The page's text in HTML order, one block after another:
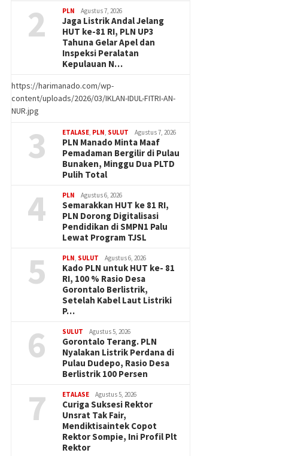
2 PLN Agustus 7, 2026
Jaga Listrik Andal Jelang
HUT ke-81 RI, PLN UP3
Tahuna Gelar Apel dan
Inspeksi Peralatan
Kepulauan N…
https://harimanado.com/wp-
content/uploads/2026/03/IKLAN-IDUL-FITRI-AN-
NUR.jpg
3 ETALASE PLN SULUT Agustus 7, 2026
PLN Manado Minta Maaf
Pemadaman Bergilir di Pulau
Bunaken, Minggu Dua PLTD
Pulih Total
4 PLN Agustus 6, 2026
Semarakkan HUT ke 81 RI,
PLN Dorong Digitalisasi
Pendidikan di SMPN1 Palu
Lewat Program TJSL
5 PLN SULUT Agustus 6, 2026
Kado PLN untuk HUT ke- 81
RI, 100 % Rasio Desa
Gorontalo Berlistrik,
Setelah Kabel Laut Listriki
P…
6 SULUT Agustus 5, 2026
Gorontalo Terang. PLN
Nyalakan Listrik Perdana di
Pulau Dudepo, Rasio Desa
Berlistrik 100 Persen
7 ETALASE Agustus 5, 2026
Curiga Suksesi Rektor
Unsrat Tak Fair,
Mendiktisaintek Copot
Rektor Sompie, Ini Profil Plt
Rektor